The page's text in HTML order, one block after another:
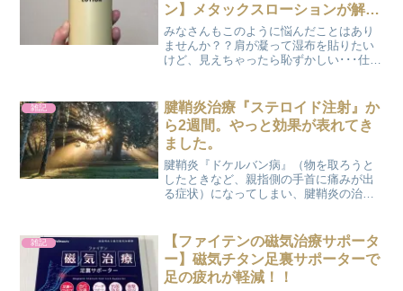
ン】メタックスローションが解決
します！！
みなさんもこのように悩んだことはあり
ませんか？？肩が凝って湿布を貼りたい
けど、見えちゃったら恥ずかしい･･･仕事
パレル販売のお仕事をしている時に、
「湿布を貼りたいけ...
雑記
腱鞘炎治療『ステロイド注射』か
ら2週間。やっと効果が表れてき
ました。
腱鞘炎『ドケルバン病』（物を取ろうと
したときなど、親指側の手首に痛みが出
る症状）になってしまい、腱鞘炎の治療
と、一時的に腱鞘炎がひどくなったよう
に痛みが増すんですが、な...
雑記
【ファイテンの磁気治療サポータ
ー】磁気チタン足裏サポーターで
足の疲れが軽減！！